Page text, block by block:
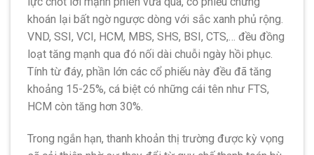
khoán lại bất ngờ ngược dòng với sắc xanh phủ rộng.
VND, SSI, VCI, HCM, MBS, SHS, BSI, CTS,… đều đồng
loạt tăng mạnh qua đó nối dài chuỗi ngày hồi phục.
Tính từ đáy, phần lớn các cổ phiếu này đều đã tăng
khoảng 15-25%, cá biệt có những cái tên như FTS,
HCM còn tăng hơn 30%.
Trong ngắn hạn, thanh khoản thị trường được kỳ vọng